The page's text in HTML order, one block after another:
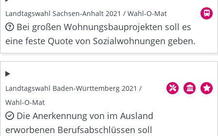
Landtagswahl Sachsen-Anhalt 2021 / Wahl-O-Mat
Bei großen Wohnungsbauprojekten soll es
eine feste Quote von Sozialwohnungen geben.
Landtagswahl Baden-Württemberg 2021 /
Wahl-O-Mat
Die Anerkennung von im Ausland
erworbenen Berufsabschlüssen soll